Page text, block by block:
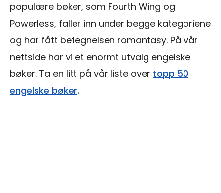
populære bøker, som Fourth Wing og
Powerless, faller inn under begge kategoriene
og har fått betegnelsen romantasy. På vår
nettside har vi et enormt utvalg engelske
bøker. Ta en litt på vår liste over topp 50
engelske bøker.